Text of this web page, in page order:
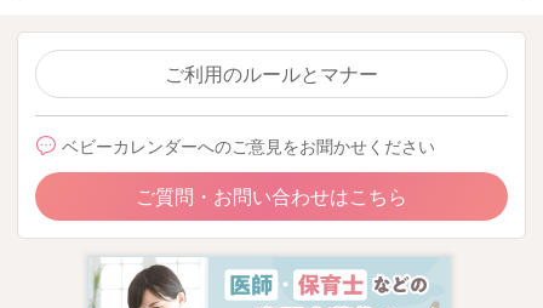
ご利用のルールとマナー
ベビーカレンダーへのご意見をお聞かせください
ご質問・お問い合わせはこちら